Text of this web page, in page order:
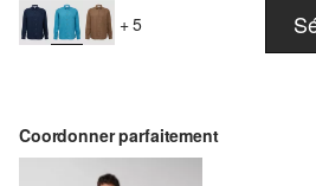
+ 5
Coordonner parfaitement